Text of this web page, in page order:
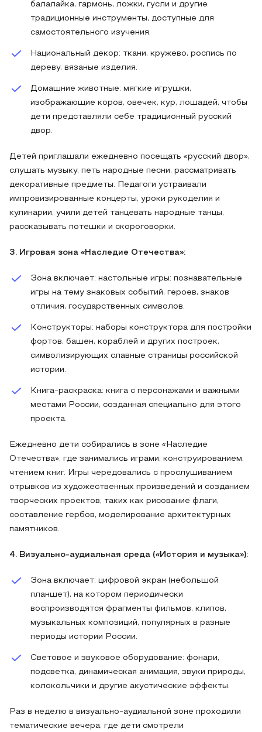
балалайка, гармонь, ложки, гусли и другие
традиционные инструменты, доступные для
самостоятельного изучения.
Национальный декор: ткани, кружево, роспись по
дереву, вязаные изделия.
Домашние животные: мягкие игрушки,
изображающие коров, овечек, кур, лошадей, чтобы
дети представляли себе традиционный русский
двор.
Детей приглашали ежедневно посещать «русский двор»,
слушать музыку, петь народные песни, рассматривать
декоративные предметы. Педагоги устраивали
импровизированные концерты, уроки рукоделия и
кулинарии, учили детей танцевать народные танцы,
рассказывать потешки и скороговорки.
3. Игровая зона «Наследие Отечества»:
Зона включает: настольные игры: познавательные
игры на тему знаковых событий, героев, знаков
отличия, государственных символов.
Конструкторы: наборы конструктора для постройки
фортов, башен, кораблей и других построек,
символизирующих славные страницы российской
истории.
Книга-раскраска: книга с персонажами и важными
местами России, созданная специально для этого
проекта.
Ежедневно дети собирались в зоне «Наследие
Отечества», где занимались играми, конструированием,
чтением книг. Игры чередовались с прослушиванием
отрывков из художественных произведений и созданием
творческих проектов, таких как рисование флаги,
составление гербов, моделирование архитектурных
памятников.
4. Визуально-аудиальная среда («История и музыка»):
Зона включает: цифровой экран (небольшой
планшет), на котором периодически
воспроизводятся фрагменты фильмов, клипов,
музыкальных композиций, популярных в разные
периоды истории России.
Световое и звуковое оборудование: фонари,
подсветка, динамическая анимация, звуки природы,
колокольчики и другие акустические эффекты.
Раз в неделю в визуально-аудиальной зоне проходили
тематические вечера, где дети смотрели